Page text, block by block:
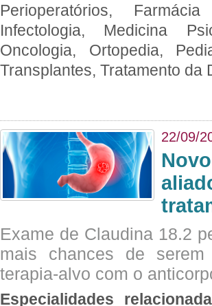
Perioperatórios,
Infectologia, Medicina
Oncologia, Ortopedia,
Transplantes, Tratamento da
22/09/
Exame de Claudina 18.2
mais chances de
terapia-alvo com o
Especialidades